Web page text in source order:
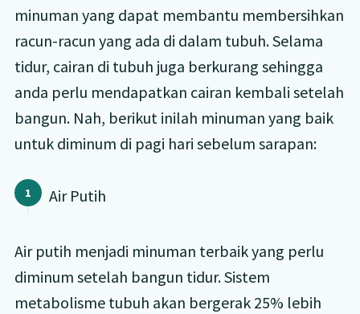
minuman yang dapat membantu membersihkan
racun-racun yang ada di dalam tubuh. Selama
tidur, cairan di tubuh juga berkurang sehingga
anda perlu mendapatkan cairan kembali setelah
bangun. Nah, berikut inilah minuman yang baik
untuk diminum di pagi hari sebelum sarapan:
Air Putih
Air putih menjadi minuman terbaik yang perlu
diminum setelah bangun tidur. Sistem
metabolisme tubuh akan bergerak 25% lebih